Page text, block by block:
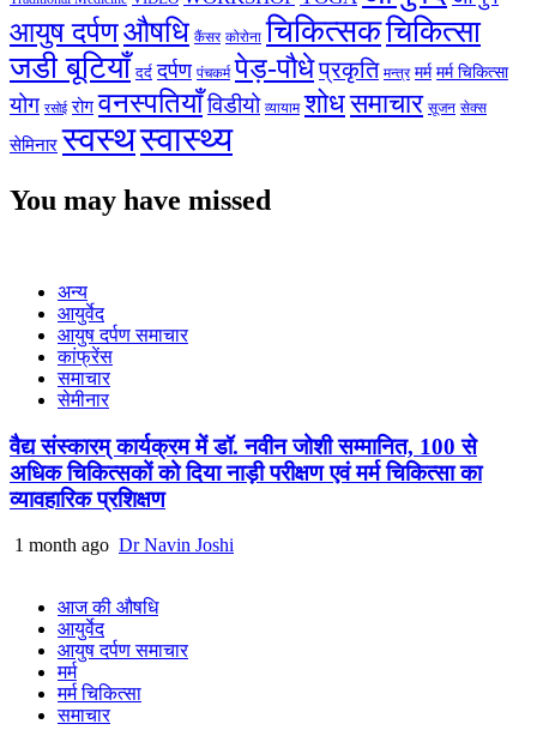
आयुष दर्पणऔषधि कैंसर कोरोना चिकित्सकचिकित्सा
जडी बूटियाँ दर्द दर्पण पंचकर्म पेड़-पौधेप्रकृति मन्त्र मर्म मर्म चिकित्सा
योग रसोई रोग वनस्पतियाँविडीयो व्यायाम शोधसमाचार सूजन सेक्स
सेमिनार स्वस्थस्वास्थ्य
You may have missed
अन्य
आयुर्वेद
आयुष दर्पण समाचार
कांफ्रेंस
समाचार
सेमीनार
वैद्य संस्कारम् कार्यक्रम में डॉ. नवीन जोशी सम्मानित, 100 से
अधिक चिकित्सकों को दिया नाड़ी परीक्षण एवं मर्म चिकित्सा का
व्यावहारिक प्रशिक्षण
1 month ago Dr Navin Joshi
आज की औषधि
आयुर्वेद
आयुष दर्पण समाचार
मर्म
मर्म चिकित्सा
समाचार